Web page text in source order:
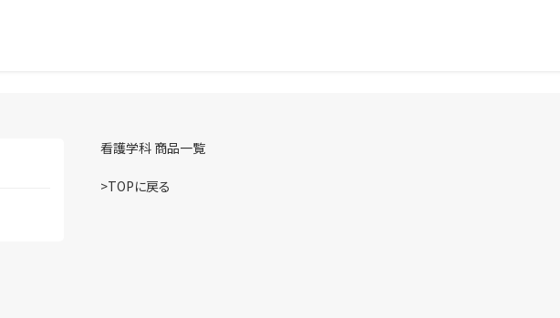
看護学科 商品一覧
>TOPに戻る